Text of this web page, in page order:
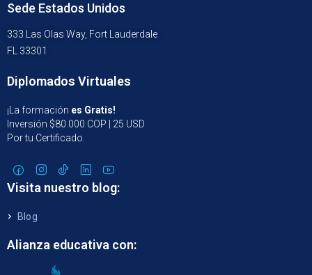
Sede Estados Unidos
333 Las Olas Way, Fort Lauderdale
FL 33301
Diplomados Virtuales
¡La formación es Gratis!
Inversión $80.000 COP | 25 USD
Por tu Certificado.
Visita nuestro blog:
Blog
Alianza educativa con: